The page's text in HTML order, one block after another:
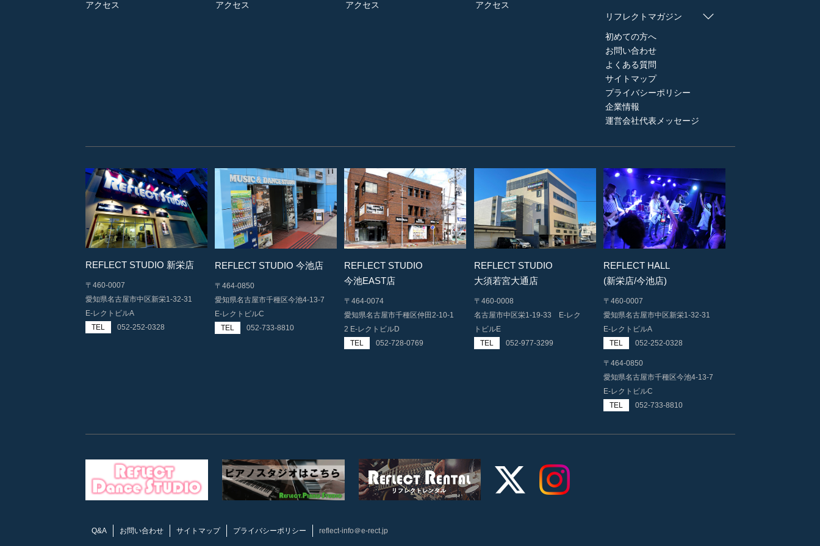
アクセス アクセス アクセス
アクセス
リフレクトマガジン
初めての方へ
お問い合わせ
よくある質問
サイトマップ
プライバシーポリシー
企業情報
運営会社代表メッセージ
REFLECT STUDIO 新栄店
〒460-0007
愛知県名古屋市中区新栄1-32-31
E-レクトビルA
TEL
052-252-0328
REFLECT STUDIO 今池店
〒464-0850
愛知県名古屋市千種区今池4-13-7
E-レクトビルC
TEL
052-733-8810
REFLECT STUDIO
今池EAST店
〒464-0074
愛知県名古屋市千種区仲田2-10-1
2 E-レクトビルD
TEL
052-728-0769
REFLECT STUDIO
大須若宮大通店
〒460-0008
名古屋市中区栄1-19-33 E-レク
トビルE
TEL
052-977-3299
REFLECT HALL
(新栄店/今池店)
〒460-0007
愛知県名古屋市中区新栄1-32-31
E-レクトビルA
TEL
052-252-0328
〒464-0850
愛知県名古屋市千種区今池4-13-7
E-レクトビルC
TEL
052-733-8810
Q&A お問い合わせ サイトマップ プライバシーポリシー reflect-info＠e-rect.jp